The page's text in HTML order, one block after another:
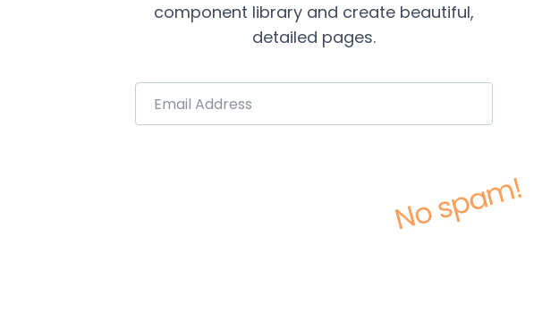
component library and create beautiful,
detailed pages.
No spam!